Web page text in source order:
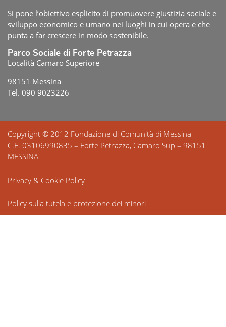
Si pone l’obiettivo esplicito di promuovere giustizia sociale e
sviluppo economico e umano nei luoghi in cui opera e che
punta a far crescere in modo sostenibile.
Parco Sociale di Forte Petrazza
Località Camaro Superiore
98151 Messina
Tel. 090 9023226
Copyright ® 2012 Fondazione di Comunità di Messina
C.F. 03106990835 – Forte Petrazza, Camaro Sup – 98151
MESSINA
Privacy & Cookie Policy
Policy sulla tutela e protezione dei minori